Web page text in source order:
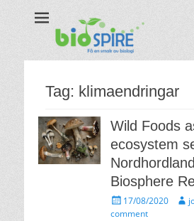
The real taste of biology
Tag: klimaendringar
Wild Foods
ecosystem
Biosphere
Posted
on
17/08/2020
comment